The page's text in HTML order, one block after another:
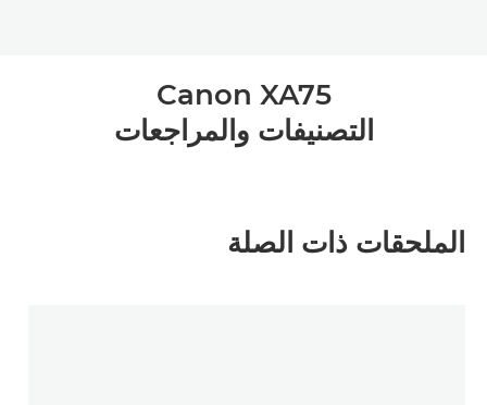
Canon XA75
التصنيفات والمراجعات
الملحقات ذات الصلة